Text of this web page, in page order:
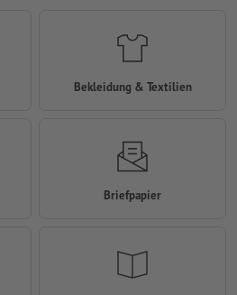
Bekleidung & Textilien
Briefpapier